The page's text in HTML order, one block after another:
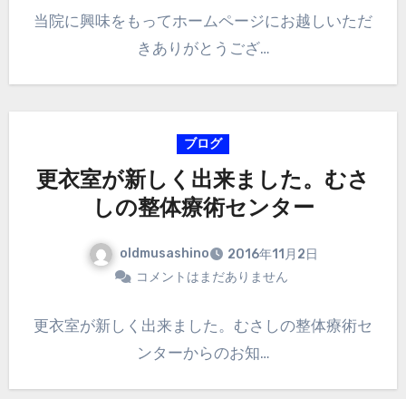
当院に興味をもってホームページにお越しいただ
きありがとうござ…
ブログ
更衣室が新しく出来ました。むさ
しの整体療術センター
oldmusashino
2016年11月2日
コメントはまだありません
更衣室が新しく出来ました。むさしの整体療術セ
ンターからのお知…